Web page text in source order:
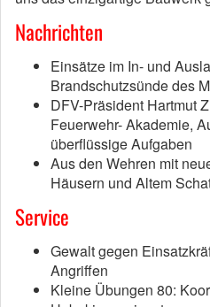
Nachrichten
Einsätze im In- und
Brandschutzsünde des
DFV-Präsident Hartmut
Feuerwehr- Akademie,
überflüssige Aufgaben
Aus den Wehren mit
Häusern und Altem
Service
Gewalt gegen
Angriffen
Kleine Übungen 80: